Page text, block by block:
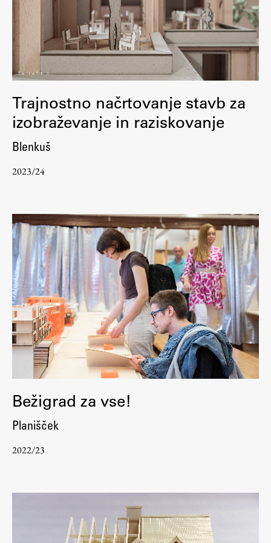
Trajnostno načrtovanje stavb za
izobraževanje in raziskovanje
Blenkuš
2023/24
Bežigrad za vse!
Planišček
2022/23